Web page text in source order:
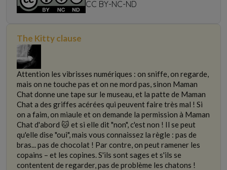
non-commercial use only
CC BY-NC-ND
The Kitty clause
Attention les vibrisses numériques : on sniffe, on regarde,
mais on ne touche pas et on ne mord pas, sinon Maman
Chat donne une tape sur le museau, et la patte de Maman
Chat a des griffes acérées qui peuvent faire très mal ! Si
on a faim, on miaule et on demande la permission à Maman
Chat d'abord 🐱 et si elle dit "non", c'est non ! Il se peut
qu'elle dise "oui", mais vous connaissez la règle : pas de
bras... pas de chocolat ! Par contre, on peut ramener les
copains – et les copines. S'ils sont sages et s'ils se
contentent de regarder, pas de problème les chatons !